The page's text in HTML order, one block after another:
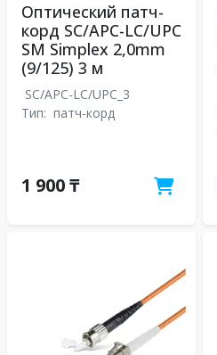
Оптический патч-
корд SC/APC-LC/UPC
SM Simplex 2,0mm
(9/125) 3 м
SC/APC-LC/UPC_3
Тип: патч-корд
1 900 ₸